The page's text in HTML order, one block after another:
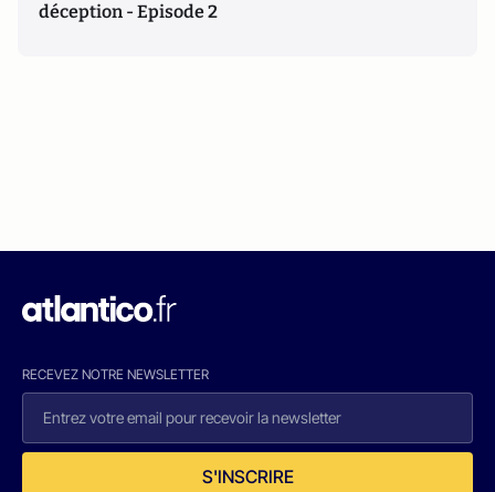
déception - Episode 2
RECEVEZ NOTRE NEWSLETTER
S'INSCRIRE